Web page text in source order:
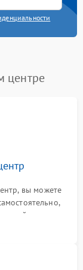
центре
вы можете
сайте